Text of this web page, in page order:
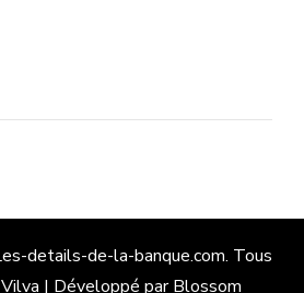
details-de-la-banque.com. Tous
Vilva | Développé parBlossom